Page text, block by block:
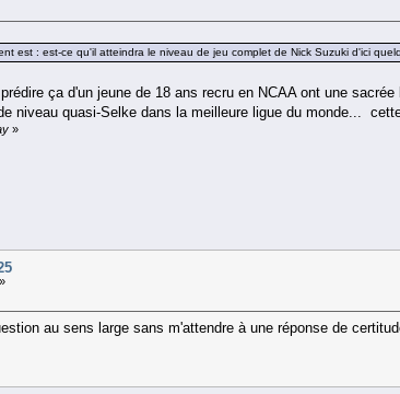
est : est-ce qu'il atteindra le niveau de jeu complet de Nick Suzuki d'ici
ça d'un jeune de 18 ans recru en NCAA ont une
niveau quasi-Selke dans la meilleure ligue du monde...
»
au sens large sans m'attendre à une réponse de